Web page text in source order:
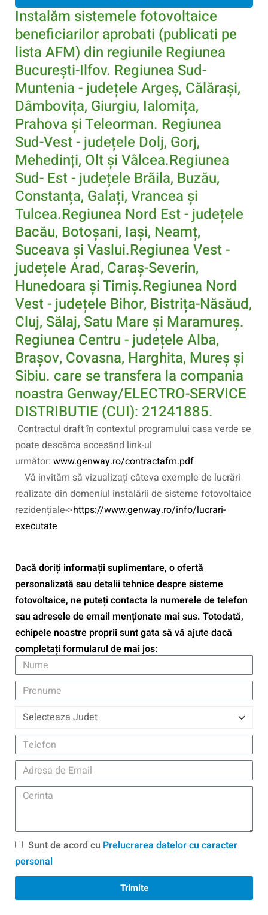
Instalăm sistemele fotovoltaice
beneficiarilor aprobati (publicati pe
lista AFM) din regiunile Regiunea
București-Ilfov. Regiunea Sud-
Muntenia - județele Argeș, Călărași,
Dâmbovița, Giurgiu, Ialomița,
Prahova și Teleorman. Regiunea
Sud-Vest - județele Dolj, Gorj,
Mehedinţi, Olt și Vâlcea.Regiunea
Sud- Est - județele Brăila, Buzău,
Constanța, Galați, Vrancea și
Tulcea.Regiunea Nord Est - județele
Bacău, Botoșani, Iași, Neamț,
Suceava și Vaslui.Regiunea Vest -
județele Arad, Caraș-Severin,
Hunedoara și Timiș.Regiunea Nord
Vest - județele Bihor, Bistrița-Năsăud,
Cluj, Sălaj, Satu Mare și Maramureș.
Regiunea Centru - județele Alba,
Brașov, Covasna, Harghita, Mureș și
Sibiu. care se transfera la compania
noastra Genway/ELECTRO-SERVICE
DISTRIBUTIE (CUI): 21241885.
Contractul draft în contextul programului casa verde se
poate descărca accesând link-ul
următor: www.genway.ro/contractafm.pdf
Vă invităm să vizualizați câteva exemple de lucrări
realizate din domeniul instalării de sisteme fotovoltaice
rezidențiale->https://www.genway.ro/info/lucrari-
executate
Dacă doriți informații suplimentare, o ofertă
personalizată sau detalii tehnice despre sisteme
fotovoltaice, ne puteți contacta la numerele de telefon
sau adresele de email menționate mai sus. Totodată,
echipele noastre proprii sunt gata să vă ajute dacă
completați formularul de mai jos:
Sunt de acord cu Prelucrarea datelor cu caracter
personal
Trimite